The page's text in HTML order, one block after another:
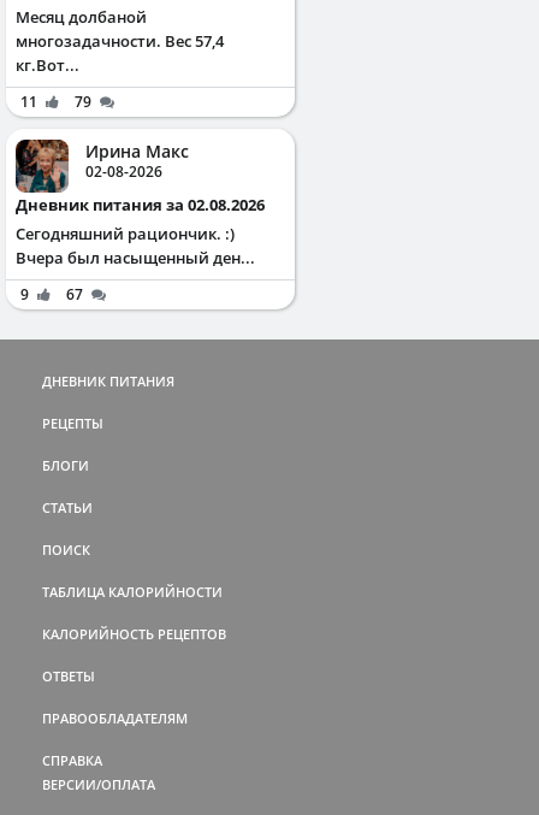
Месяц долбаной
многозадачности. Вес 57,4
кг.Вот...
11 79
Ирина Макс
02-08-2026
Дневник питания за 02.08.2026
Сегодняшний рациончик. :)
Вчера был насыщенный ден...
9 67
ДНЕВНИК ПИТАНИЯ
РЕЦЕПТЫ
БЛОГИ
СТАТЬИ
ПОИСК
ТАБЛИЦА КАЛОРИЙНОСТИ
КАЛОРИЙНОСТЬ РЕЦЕПТОВ
ОТВЕТЫ
ПРАВООБЛАДАТЕЛЯМ
СПРАВКА
ВЕРСИИ/ОПЛАТА